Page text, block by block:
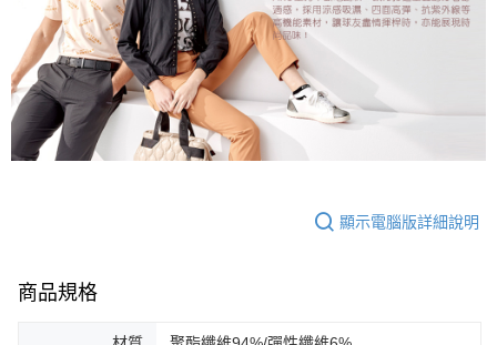
顯示電腦版詳細說明
商品規格